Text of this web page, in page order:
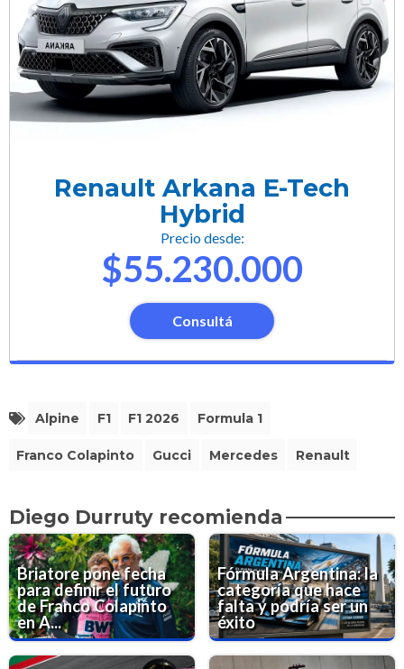
Renault Arkana E-Tech
Hybrid
Precio desde:
$55.230.000
Consultá
Alpine F1 F1 2026 Formula 1
Franco Colapinto Gucci Mercedes Renault
Diego Durruty recomienda
Briatore pone fecha
para definir el futuro
de Franco Colapinto
en A...
Fórmula Argentina: la
categoría que hace
falta y podría ser un
éxito